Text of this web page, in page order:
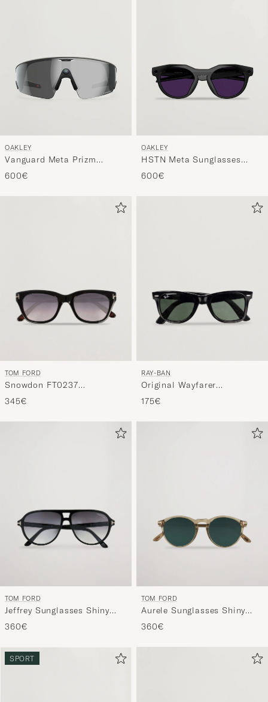
OAKLEY
Vanguard Meta Prizm
Sunglasses Black
600€
OAKLEY
HSTN Meta Sunglasses
Black
600€
TOM FORD
Snowdon FT0237
Sunglasses Black
345€
RAY-BAN
Original Wayfarer
Sunglasses Black/Crystal
Green
175€
TOM FORD
Jeffrey Sunglasses Shiny
Black/Gradient Smoke
360€
TOM FORD
Aurele Sunglasses Shiny
Beige/Blue
360€
SPORT